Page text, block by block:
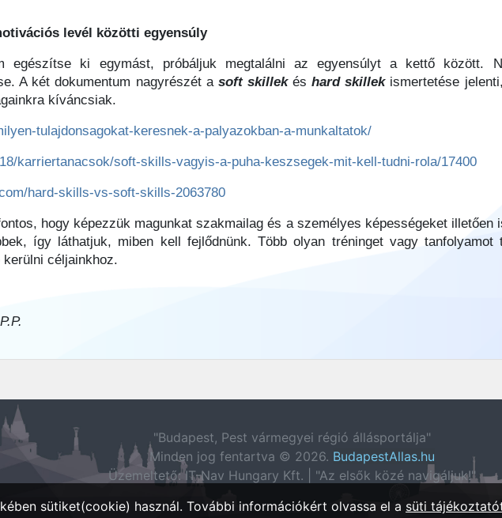
levél közötti egyensúly
egészítse ki egymást, próbáljuk megtalálni az egyensúlyt a kettő között.
A két dokumentum nagyrészét a soft skillekéshard skillekismertetése
kíváncsiak.
tulajdonsagokat-keresnek-a-palyazokban-a-munkaltatok/
karriertanacsok/soft-skills-vagyis-a-puha-keszsegek-mit-kell-tudni-rola/17400
hard-skills-vs-soft-skills-2063780
hogy képezzük magunkat szakmailag és a személyes képességeket illetően
így láthatjuk, miben kell fejlődnünk. Több olyan tréninget vagy tanfolyamot
céljainkhoz.
"Budapest, Pest vármegyei régió állásportálja"
Minden jog fentartva © 2026. BudapestAllas.hu
Üzemeltető: IT-Nav Hungary Kft. | "Az elsők közé navigáljuk!"
sütiket(cookie) használ. További információkért olvassa el a süti